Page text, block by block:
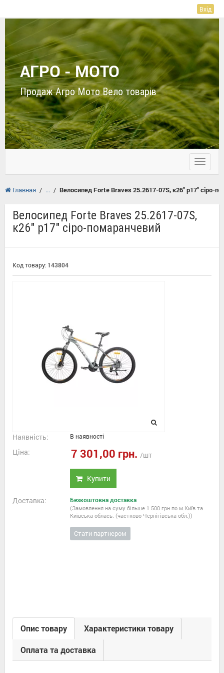
Вхід
АГРО - МОТО
Продаж Агро Мото Вело товарів
Toggle
Главная / / Велосипед Forte Braves 25.2617-07S, к26" р17" сіро-
Велосипед Forte Braves 25.2617-07S,
к26" р17" сіро-помаранчевий
Код товару: 143804
Наявність: В наявності
Ціна: 7 301,00 грн. /шт
Купити
Доставка: Безкоштовна доставка
(Замовлення на суму більше 1 500 грн по м.Київ та
Київська облась. (частково Чернігівська обл.))
Стати партнером
Опис товару Характеристики товару
Оплата та доставка